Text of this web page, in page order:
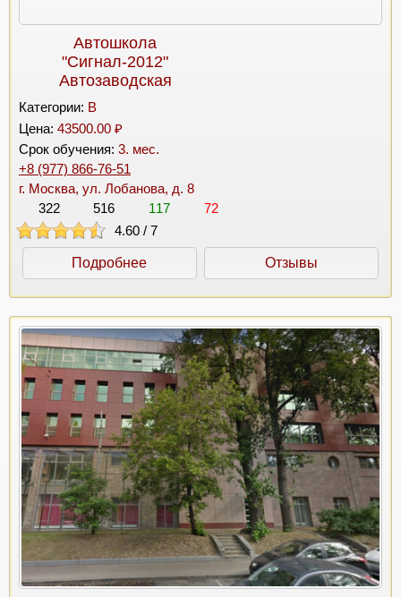
Автошкола
"Сигнал-2012"
Автозаводская
Категории: B
Цена: 43500.00 ₽
Срок обучения: 3. мес.
+8 (977) 866-76-51
г. Москва, ул. Лобанова, д. 8
322
516 117
72
4.60 / 7
Подробнее Отзывы